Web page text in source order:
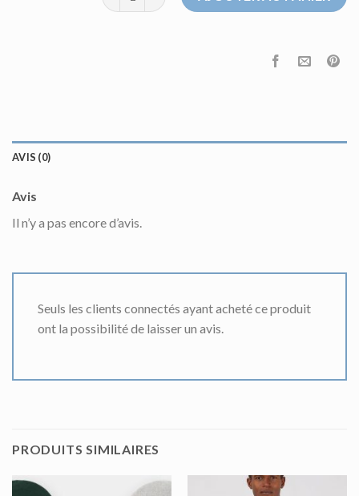
AVIS (0)
Avis
Il n’y a pas encore d’avis.
Seuls les clients connectés ayant acheté ce produit
ont la possibilité de laisser un avis.
PRODUITS SIMILAIRES